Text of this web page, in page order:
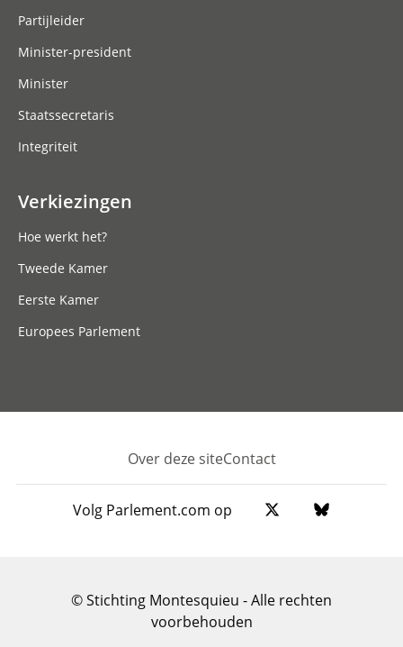
Partijleider
Minister-president
Minister
Staatssecretaris
Integriteit
Verkiezingen
Hoe werkt het?
Tweede Kamer
Eerste Kamer
Europees Parlement
Footer
Over deze siteContact
Volg Parlement.com op
© Stichting Montesquieu - Alle rechten
voorbehouden